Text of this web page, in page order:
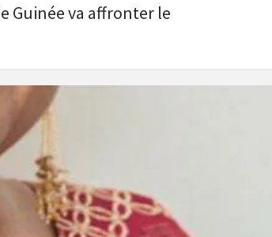
Guinée va affronter le